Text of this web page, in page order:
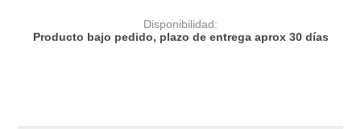
Disponibilidad:
Producto bajo pedido, plazo de entrega aprox 30 días